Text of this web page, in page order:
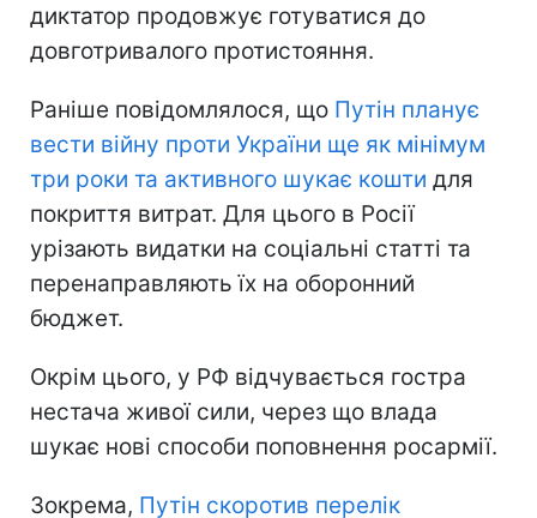
диктатор продовжує готуватися до
довготривалого протистояння.
Раніше повідомлялося, що Путін планує
вести війну проти України ще як мінімум
три роки та активного шукає кошти для
покриття витрат. Для цього в Росії
урізають видатки на соціальні статті та
перенаправляють їх на оборонний
бюджет.
Окрім цього, у РФ відчувається гостра
нестача живої сили, через що влада
шукає нові способи поповнення росармії.
Зокрема, Путін скоротив перелік